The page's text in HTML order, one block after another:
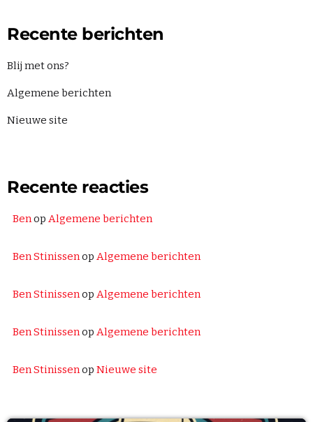
Recente berichten
Blij met ons?
Algemene berichten
Nieuwe site
Recente reacties
Benop Algemene berichten
Ben Stinissenop Algemene berichten
Ben Stinissenop Algemene berichten
Ben Stinissenop Algemene berichten
Ben Stinissenop Nieuwe site